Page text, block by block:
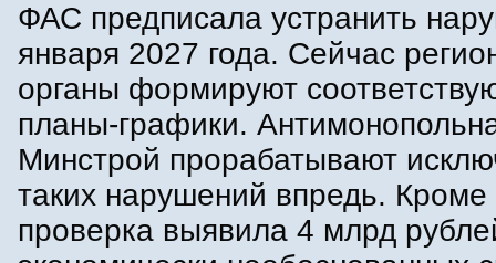
ФАС предписала устранить
января 2027 года. Сейчас
органы формируют
планы-графики.
Минстрой прорабатывают
таких нарушений впредь. Кроме
проверка выявила 4 млрд